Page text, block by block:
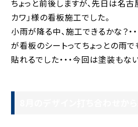
ちょっと前後しますが、先日は名
カワ」様の看板施工でした。
小雨が降る中、施工できるかな？・
が看板のシートってちょっとの雨で
貼れるでした・・・今回は塗装も